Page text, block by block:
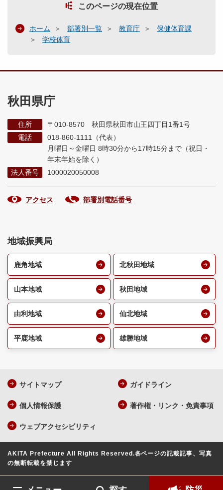
このページの現在位置
ホーム 部署別一覧 教育庁
保健体育課
学校体育
秋田県庁
住所
〒010-8570 秋田県秋田市山王四丁目1番1号
電話
018-860-1111（代表）
月曜日～金曜日 8時30分から17時15分まで （祝日・
年末年始を除く）
法人番号
1000020050008
アクセス 部署別電話番号
地域振興局
鹿角地域 北秋田地域
山本地域 秋田地域
由利地域 仙北地域
平鹿地域 雄勝地域
サイトマップ ガイドライン
個人情報保護 著作権・リンク・免責事項
ウェブアクセシビリティ
AKITA Prefecture All Rights Reserved.各ページの記載記事、写真
の無断転載を禁じます